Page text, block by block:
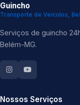
Guincho
Transporte de Veículos,
Serviços de guincho
Belém-MG.
Nossos Serviços